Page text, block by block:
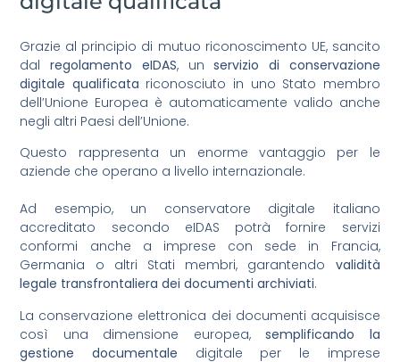
Grazie al principio di mutuo riconoscimento UE, sancito
dalregolamento eIDAS, unservizio di conservazione
digitale qualificata riconosciuto in uno Stato membro
dell’Unione Europea è automaticamente valido anche
negli altri Paesi dell’Unione.
Questo rappresenta un enorme vantaggio per le
aziende che operano a livello internazionale.
Ad esempio, un conservatore digitale italiano
accreditato secondo eIDAS potrà fornire servizi
conformi anche a imprese con sede in Francia,
Germania o altri Stati membri, garantendo validità
legale transfrontaliera dei documenti archiviati.
La conservazione elettronica dei documenti acquisisce
così una dimensione europea,semplificando la
gestione documentale digitale per le imprese